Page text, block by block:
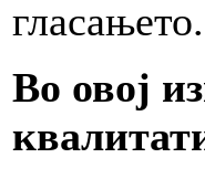
гласањето.
Во овој